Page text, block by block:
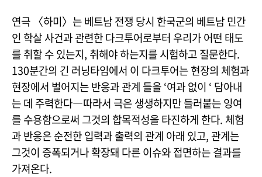
연극 〈하미〉는 베트남 전쟁 당시 한국군의 베트남 민간
인 학살 사건과 관련한 다크투어로부터 우리가 어떤 태도
를 취할 수 있는지, 취해야 하는지를 시험하고 질문한다.
130분간의 긴 러닝타임에서 이 다크투어는 현장의 체험과
현장에서 벌어지는 반응과 관계 들을 ‘여과 없이 ‘ 담아내
는 데 주력한다―따라서 극은 생생하지만 들러붙는 잉여
를 수용함으로써 그것의 합목적성을 타진하게 한다. 체험
과 반응은 순전한 입력과 출력의 관계 아래 있고, 관계는
그것이 증폭되거나 확장돼 다른 이슈와 접면하는 결과를
가져온다.